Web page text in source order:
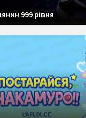
999 рівня